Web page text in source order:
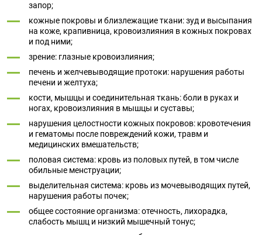
запор;
кожные покровы и близлежащие ткани: зуд и высыпания
на коже, крапивница, кровоизлияния в кожных покровах
и под ними;
зрение: глазные кровоизлияния;
печень и желчевыводящие протоки: нарушения работы
печени и желтуха;
кости, мышцы и соединительная ткань: боли в руках и
ногах, кровоизлияния в мышцы и суставы;
нарушения целостности кожных покровов: кровотечения
и гематомы после повреждений кожи, травм и
медицинских вмешательств;
половая система: кровь из половых путей, в том числе
обильные менструации;
выделительная система: кровь из мочевыводящих путей,
нарушения работы почек;
общее состояние организма: отечность, лихорадка,
слабость мышц и низкий мышечный тонус;